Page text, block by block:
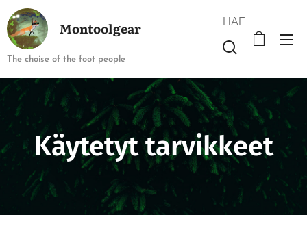
Montoolgear
The choise of the foot people
HAE
Käytetyt tarvikkeet